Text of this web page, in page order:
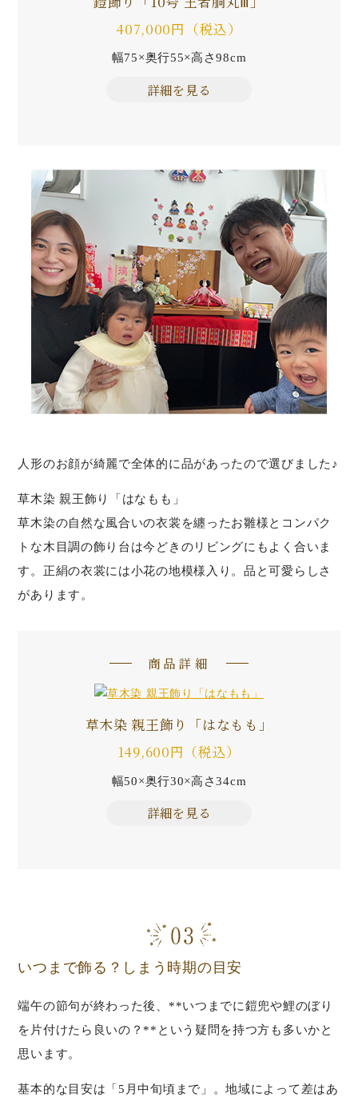
407,000円（税込）
幅75×奥行55×高さ98cm
詳細を見る
人形のお顔が綺麗で全体的に品があったので選びました♪
草木染 親王飾り「はなもも」
草木染の自然な風合いの衣裳を纏ったお雛様とコンパク
トな木目調の飾り台は今どきのリビングにもよく合いま
す。正絹の衣裳には小花の地模様入り。品と可愛らしさ
があります。
商品詳細
草木染 親王飾り「はなもも」
149,600円（税込）
幅50×奥行30×高さ34cm
詳細を見る
いつまで飾る？しまう時期の目安
端午の節句が終わった後、**いつまでに鎧兜や鯉のぼり
を片付けたら良いの？**という疑問を持つ方も多いかと
思います。
基本的な目安は「5月中旬頃まで」。地域によって差はあ